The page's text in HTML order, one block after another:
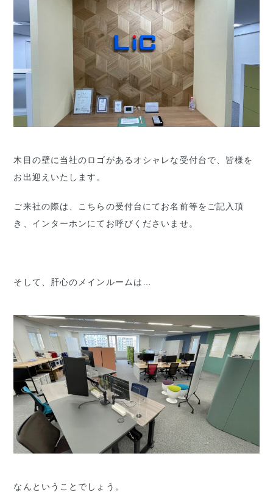
木目の壁に当社のロゴがあるオシャレな受付台で、皆様を
お出迎えいたします。
ご来社の際は、こちらの受付台にてお名前等をご記入頂
き、インターホンにてお呼びくださいませ。
そして、肝心のメインルームは…
なんということでしょう。